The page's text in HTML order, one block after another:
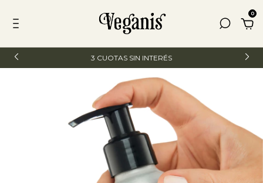
0
3 CUOTAS SIN INTERÉS